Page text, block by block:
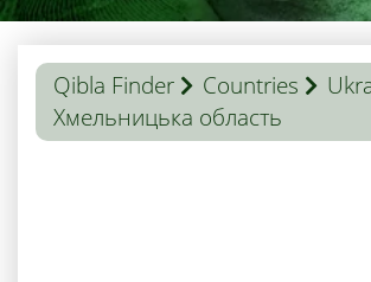
Qibla Finder Countries
Хмельницька область